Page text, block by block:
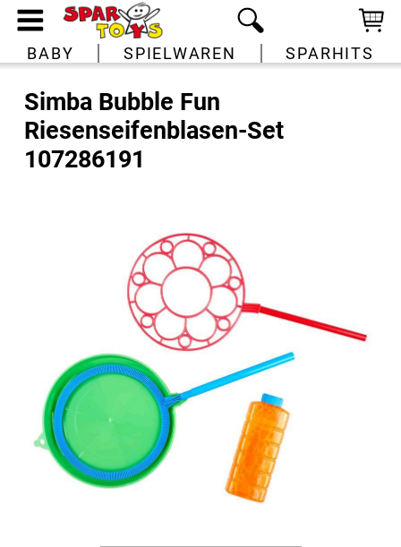
BABY SPIELWAREN SPARHITS
Simba Bubble Fun
Riesenseifenblasen-Set
107286191